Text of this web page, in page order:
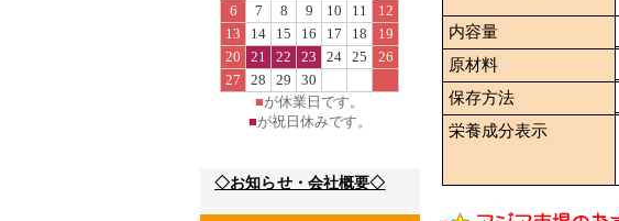
6
7 8 9 10 11
12
13
14 15 16 17 18
19
20
21 22 23 24 25
26
27
28 29
30
■が休業日です。
■が祝日休みです。
◇お知らせ・会社概要◇
内容量
原材料
保存方法
栄養成分表示